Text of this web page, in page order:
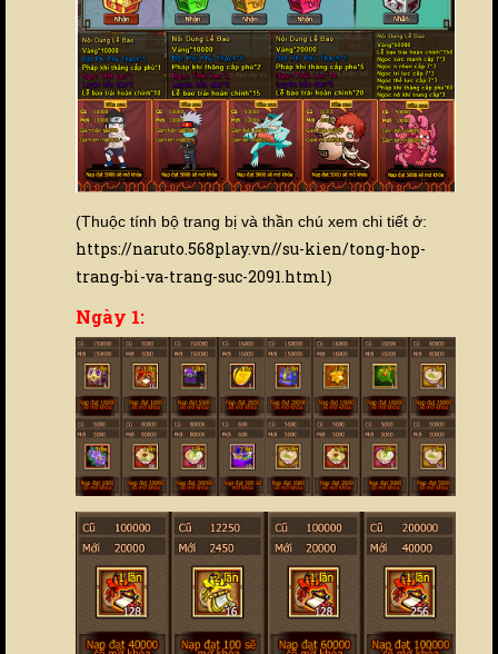
(Thuộc tính bộ trang bị và thần chú xem chi tiết ở:
https://naruto.568play.vn//su-kien/tong-hop-
trang-bi-va-trang-suc-2091.html)
Ngày 1: